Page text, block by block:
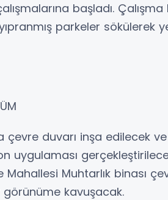
başladı.
parkeler sökülerek
çevre duvarı inşa edilecek
uygulaması
Muhtarlık binası
görünüme kavuşacak.